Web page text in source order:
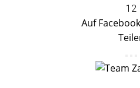
12
Auf